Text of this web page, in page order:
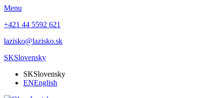
Menu
+421 44 5592 621
lazisko@lazisko.sk
SKSlovensky
SKSlovensky
ENEnglish